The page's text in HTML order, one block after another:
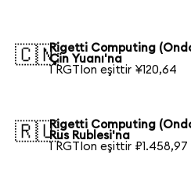
🇨🇳Rigetti Computing
Çin Yuanı'na
1 RGTIon eşittir ¥120,64
🇷🇺Rigetti Computing
Rus Rublesi'na
1 RGTIon eşittir ₽1.458,97